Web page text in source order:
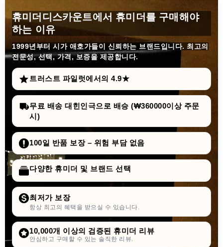
휴미더디스카운트에서 휴미더를 구매해야
하는 이유
1999년부터 시가 애호가들이 신뢰하는 브랜드입니다. 최고의
전문성, 선택, 가격, 보증을 제공합니다.
트러스트 파일럿에서의 4.9★
무료 배송 대힌인극으로 배승 (₩360000이상 주문
시)
100일 반품 보장 – 위험 부담 없음
다양한 휴미더 및 브랜드 선택
최저가 보장
항상 최고의 혜택을 받으실 수 있습니다.
10,000개 이상의 검증된 휴미더 리뷰
안심하고 구매할 수 있는 솔직한 리뷰.